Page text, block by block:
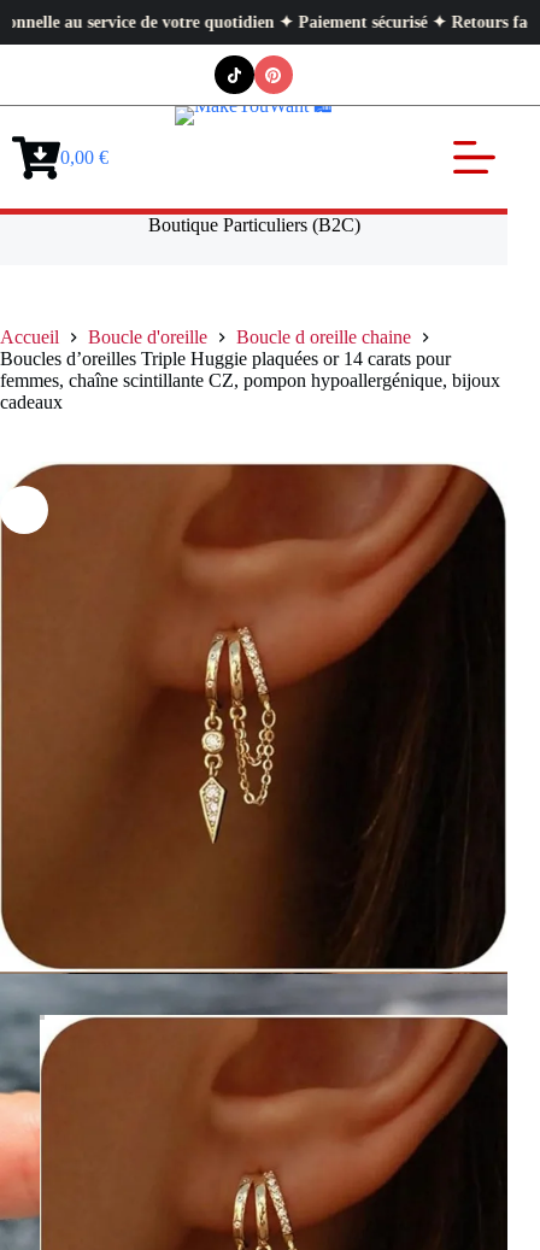
service de votre quotidien ✦ Paiement sécurisé ✦ Retours faciles
Panier0,00 €
Boutique Particuliers (B2C)
Accueil Boucle d'oreille
Boucle d oreille chaine
Boucles d’oreilles Triple Huggie plaquées or 14 carats pour
femmes, chaîne scintillante CZ, pompon hypoallergénique, bijoux
cadeaux